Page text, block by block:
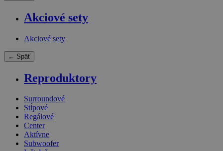
Akciové sety
Akciové sety
← Späť
Reproduktory
Surroundové
Stĺpové
Regálové
Center
Aktívne
Subwoofer